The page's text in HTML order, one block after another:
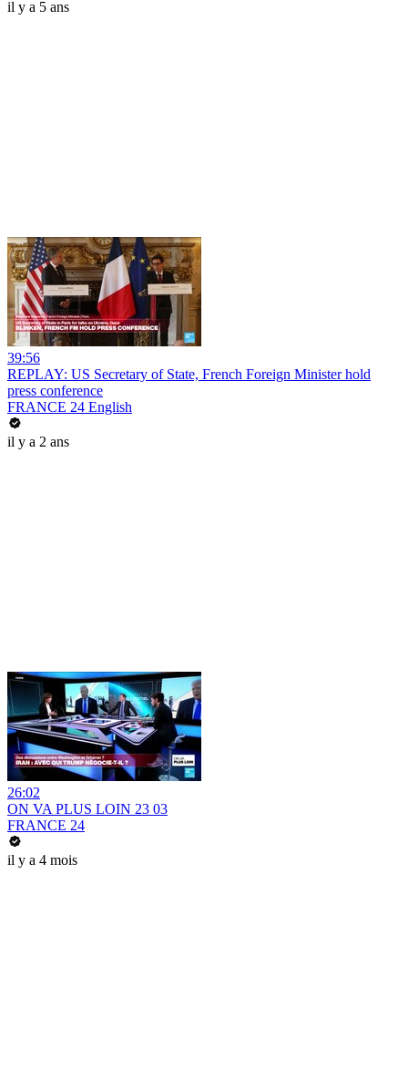
il y a 5 ans
39:56
REPLAY: US Secretary of State, French Foreign Minister hold
press conference
FRANCE 24 English
il y a 2 ans
26:02
ON VA PLUS LOIN 23 03
FRANCE 24
il y a 4 mois